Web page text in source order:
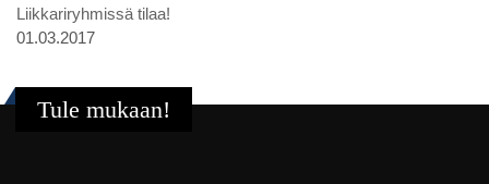
Liikkariryhmissä tilaa!
01.03.2017
Tule mukaan!